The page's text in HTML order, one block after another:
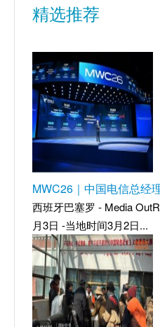
精选推荐
MWC26｜中国电信总经
西班牙巴塞罗 - Media
月3日 -当地时间3月2日...